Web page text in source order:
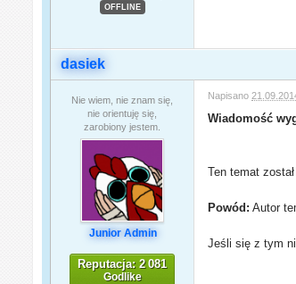
OFFLINE
dasiek
Nie wiem, nie znam się,
nie orientuję się,
zarobiony jestem.
Junior Admin
Reputacja: 2 081
Godlike
Napisano
Wiadomość
Ten temat
Powód: Autor
Jeśli się z tym